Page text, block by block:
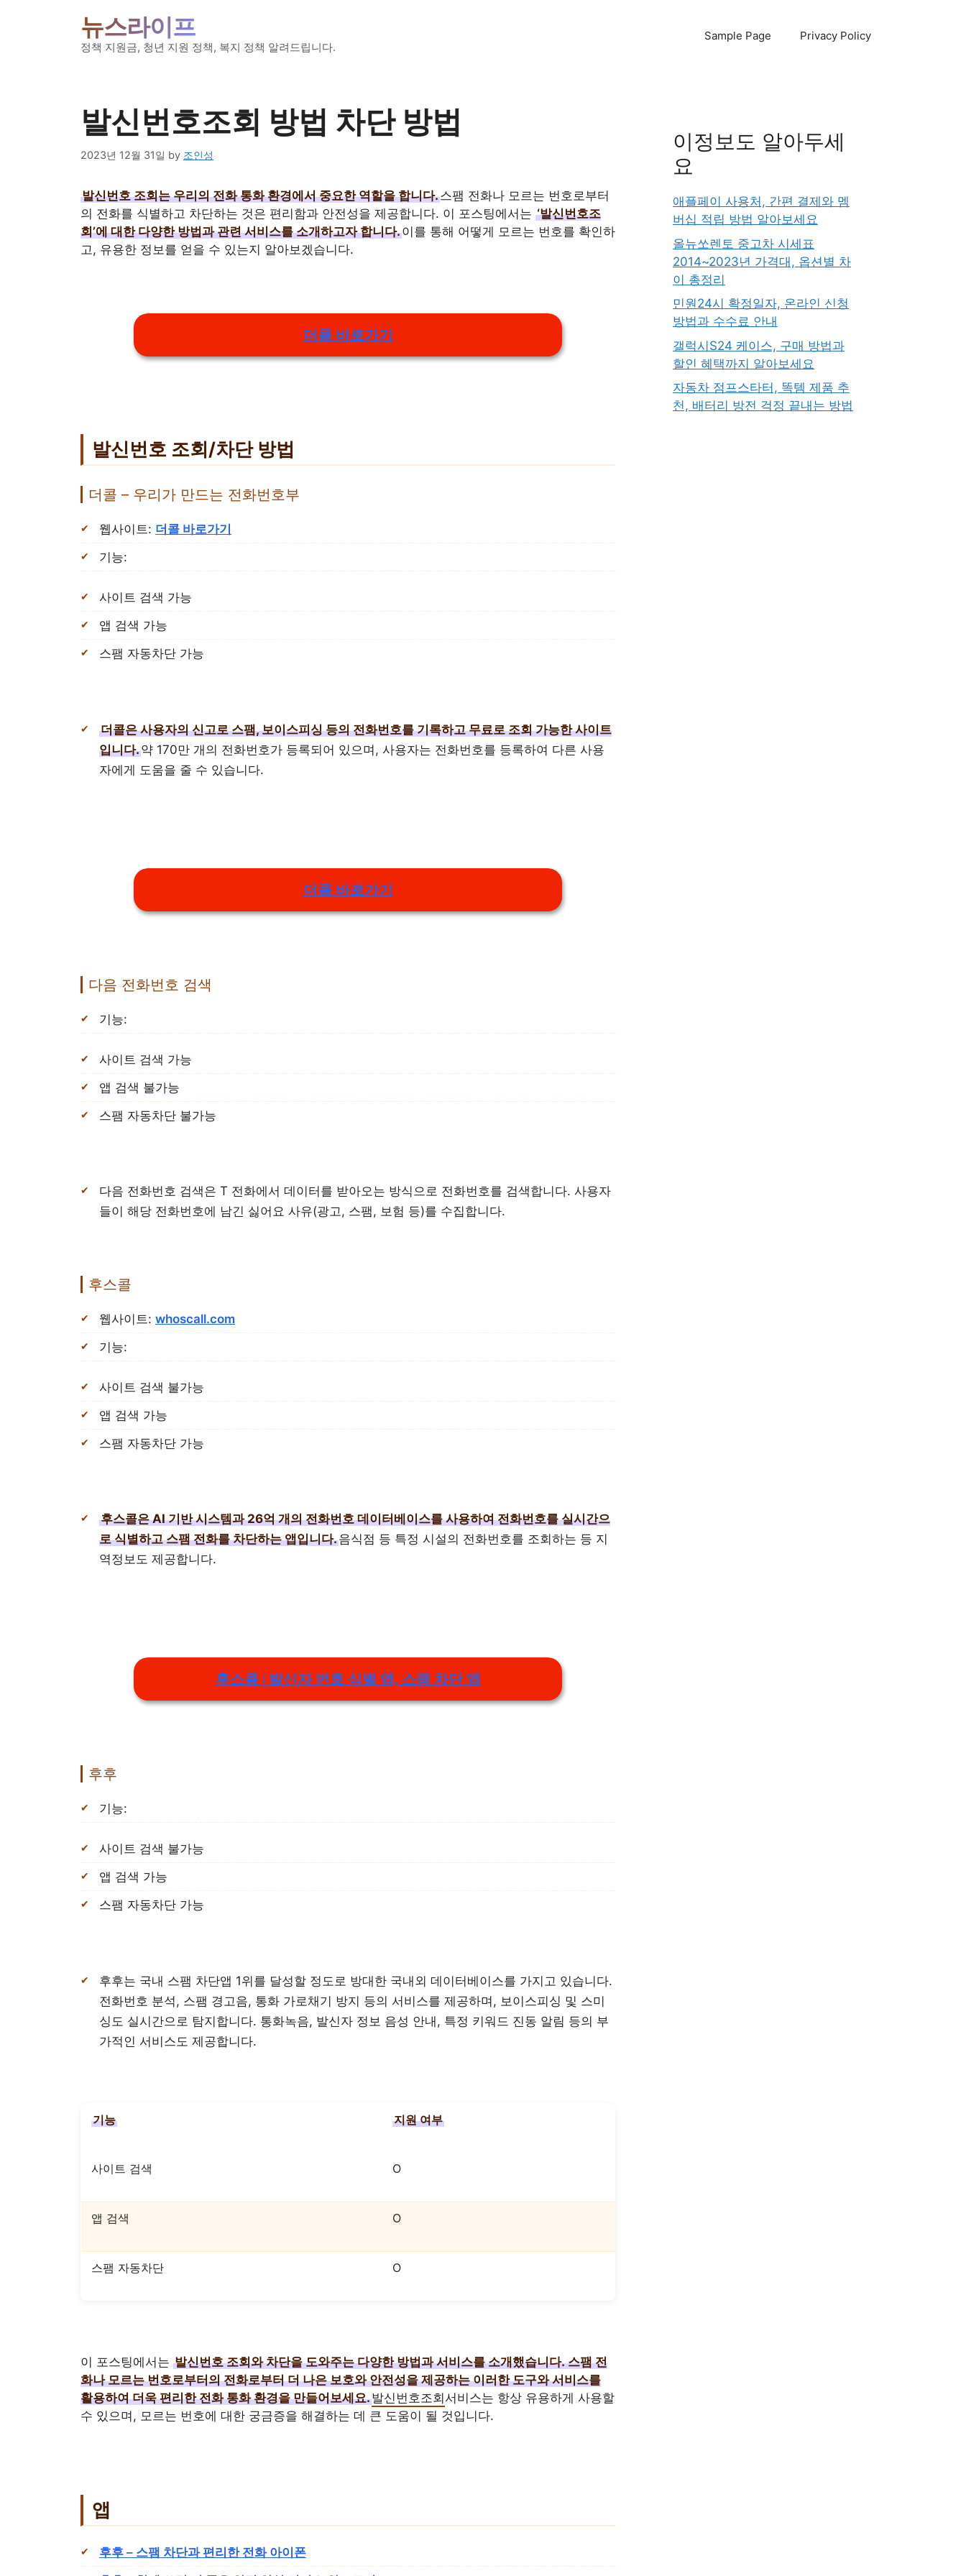
뉴스라이프
정책 지원금, 청년 지원 정책, 복지 정책 알려드립니다.
Sample Page Privacy Policy
발신번호조회 방법 차단 방법
2023년 12월 31일 by 조인성
발신번호 조회는 우리의 전화 통화 환경에서 중요한 역할을 합니다.스팸 전화나 모르는 번호로부터
의 전화를 식별하고 차단하는 것은 편리함과 안전성을 제공합니다. 이 포스팅에서는 ‘발신번호조
회’에 대한 다양한 방법과 관련 서비스를 소개하고자 합니다.이를 통해 어떻게 모르는 번호를 확인하
고, 유용한 정보를 얻을 수 있는지 알아보겠습니다.
더콜 바로가기
발신번호 조회/차단 방법
더콜 – 우리가 만드는 전화번호부
웹사이트: 더콜 바로가기
기능:
사이트 검색 가능
앱 검색 가능
스팸 자동차단 가능
더콜은 사용자의 신고로 스팸, 보이스피싱 등의 전화번호를 기록하고 무료로 조회 가능한 사이트
입니다.약 170만 개의 전화번호가 등록되어 있으며, 사용자는 전화번호를 등록하여 다른 사용
자에게 도움을 줄 수 있습니다.
더콜 바로가기
다음 전화번호 검색
기능:
사이트 검색 가능
앱 검색 불가능
스팸 자동차단 불가능
다음 전화번호 검색은 T 전화에서 데이터를 받아오는 방식으로 전화번호를 검색합니다. 사용자
들이 해당 전화번호에 남긴 싫어요 사유(광고, 스팸, 보험 등)를 수집합니다.
후스콜
웹사이트: whoscall.com
기능:
사이트 검색 불가능
앱 검색 가능
스팸 자동차단 가능
후스콜은 AI 기반 시스템과 26억 개의 전화번호 데이터베이스를 사용하여 전화번호를 실시간으
로 식별하고 스팸 전화를 차단하는 앱입니다.음식점 등 특정 시설의 전화번호를 조회하는 등 지
역정보도 제공합니다.
후스콜 | 발신자 번호 식별 앱, 스팸 차단 앱
후후
기능:
사이트 검색 불가능
앱 검색 가능
스팸 자동차단 가능
후후는 국내 스팸 차단앱 1위를 달성할 정도로 방대한 국내외 데이터베이스를 가지고 있습니다.
전화번호 분석, 스팸 경고음, 통화 가로채기 방지 등의 서비스를 제공하며, 보이스피싱 및 스미
싱도 실시간으로 탐지합니다. 통화녹음, 발신자 정보 음성 안내, 특정 키워드 진동 알림 등의 부
가적인 서비스도 제공합니다.
기능 지원 여부
사이트 검색 O
앱 검색 O
스팸 자동차단 O
이 포스팅에서는 발신번호 조회와 차단을 도와주는 다양한 방법과 서비스를 소개했습니다. 스팸 전
화나 모르는 번호로부터의 전화로부터 더 나은 보호와 안전성을 제공하는 이러한 도구와 서비스를
활용하여 더욱 편리한 전화 통화 환경을 만들어보세요.발신번호조회 서비스는 항상 유용하게 사용할
수 있으며, 모르는 번호에 대한 궁금증을 해결하는 데 큰 도움이 될 것입니다.
앱
후후 – 스팸 차단과 편리한 전화 아이폰
이정보도 알아두세
요
애플페이 사용처, 간편 결제와 멤
버십 적립 방법 알아보세요
올뉴쏘렌토 중고차 시세표
2014~2023년 가격대, 옵션별 차
이 총정리
민원24시 확정일자, 온라인 신청
방법과 수수료 안내
갤럭시S24 케이스, 구매 방법과
할인 혜택까지 알아보세요
자동차 점프스타터, 똑템 제품 추
천, 배터리 방전 걱정 끝내는 방법